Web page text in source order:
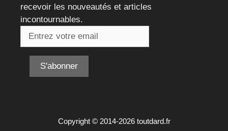
recevoir les nouveautés et articles
incontournables.
Copyright © 2014-2026 toutdard.fr